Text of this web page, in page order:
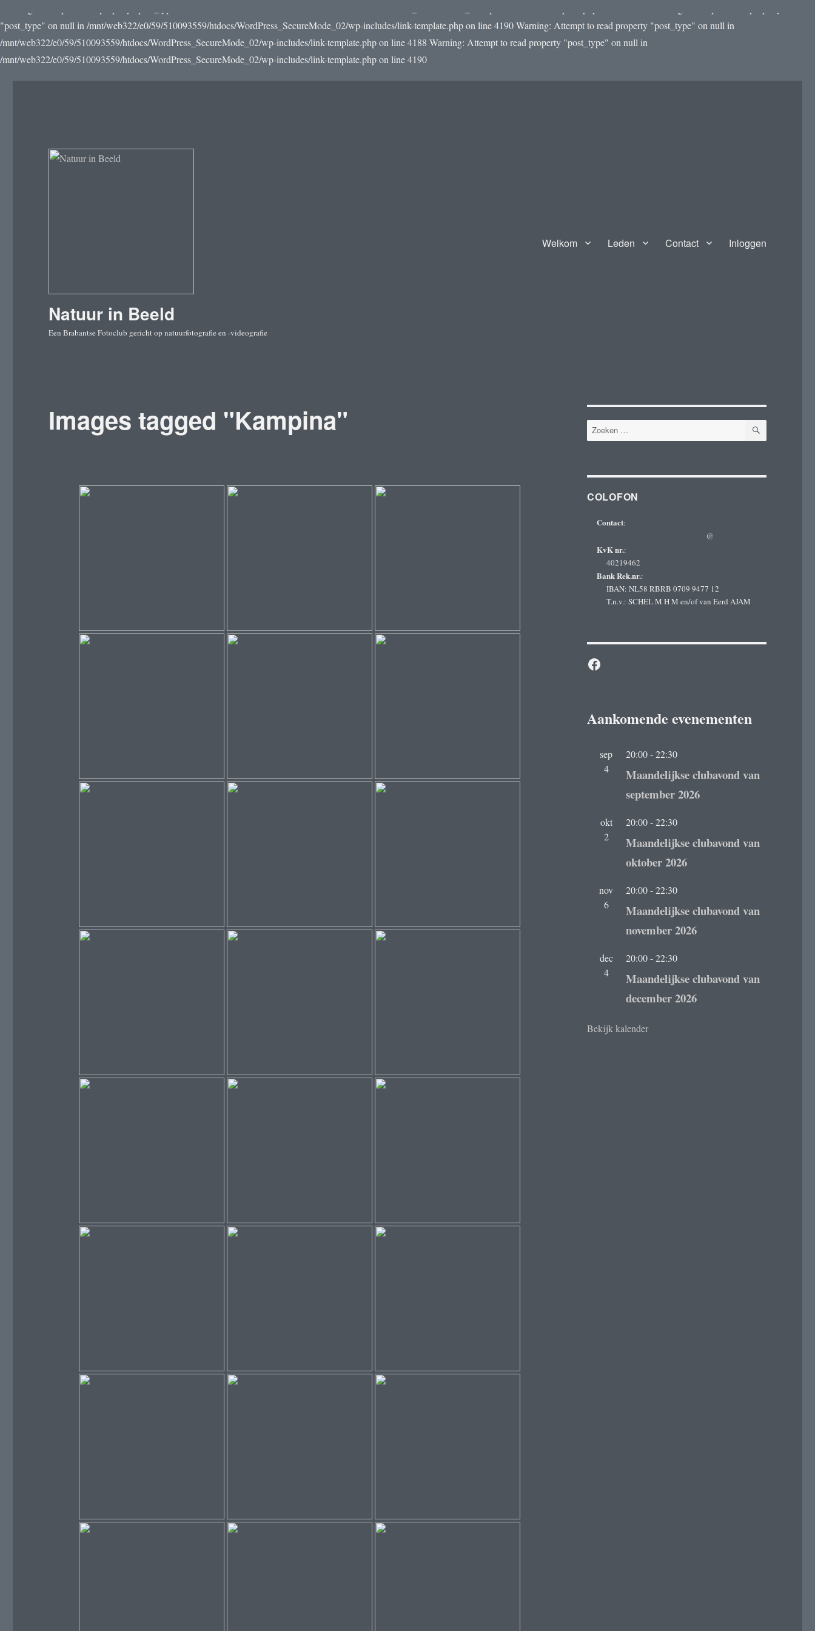
"post_type" on null in /mnt/web322/e0/59/510093559/htdocs/WordPress_SecureMode_02/wp-includes/link-template.php on line 4190Warning: Attempt to read property "post_type" on null in
/mnt/web322/e0/59/510093559/htdocs/WordPress_SecureMode_02/wp-includes/link-template.php on line 4188 Warning: Attempt to read property "post_type" on null in
/mnt/web322/e0/59/510093559/htdocs/WordPress_SecureMode_02/wp-includes/link-template.php on line 4190
Natuur in Beeld
Een Brabantse Fotoclub gericht op natuurfotografie en -videografie
Welkom Leden Contact Inloggen
Images tagged "Kampina"
Zoeken
naar:
ZOEKEN
COLOFON
Contact:
@
KvK nr.:
40219462
Bank Rek.nr.:
IBAN: NL58 RBRB 0709 9477 12
T.n.v.: SCHEL M H M en/of van Eerd AJAM
Facebook
Aankomende evenementen
sep
4
20:00-22:30
Maandelijkse clubavond van
september 2026
okt
2
20:00-22:30
Maandelijkse clubavond van
oktober 2026
nov
6
20:00-22:30
Maandelijkse clubavond van
november 2026
dec
4
20:00-22:30
Maandelijkse clubavond van
december 2026
Bekijk kalender